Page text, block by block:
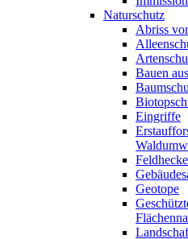
Naturschutz
Abriss
Bauen
Eingriffe
Geotope